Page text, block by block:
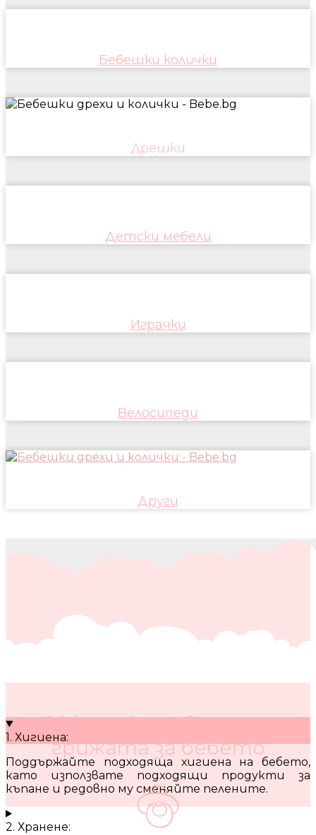
Бебешки колички
Дрешки
Детски мебели
Играчки
Велосипеди
Други
10 кратки съвета за
грижата за бебето
1. Хигиена:
Поддържайте подходяща хигиена на бебето,
като използвате подходящи продукти за
къпане и редовно му сменяйте пелените.
2. Хранене: